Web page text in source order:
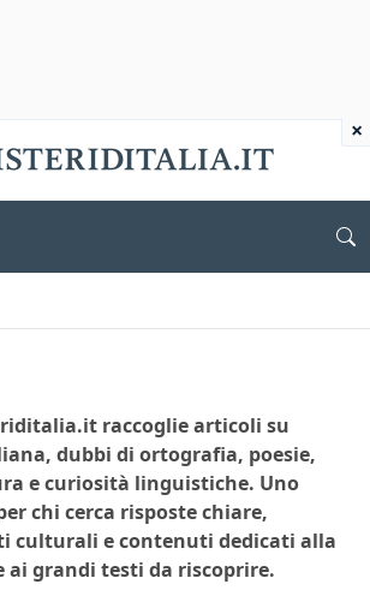
raccoglie articoli su
dubbi di ortografia, poesie,
e curiosità linguistiche. Uno
chi cerca risposte chiare,
culturali e contenuti dedicati alla
grandi testi da riscoprire.
×